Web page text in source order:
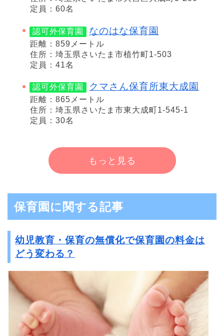
定員：60名
認可外保育園 なのはな保育園
距離：859メートル
住所：埼玉県さいたま市植竹町1-503
定員：41名
認可外保育園 クマさん保育所東大成園
距離：865メートル
住所：埼玉県さいたま市東大成町1-545-1
定員：30名
もっと見る
保育園に関する記事
幼児教育・保育の無償化で保育園の料金は
どう変わる？